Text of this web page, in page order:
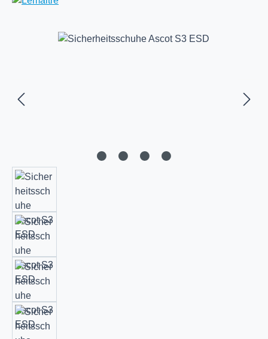
Bildergalerie überspringen